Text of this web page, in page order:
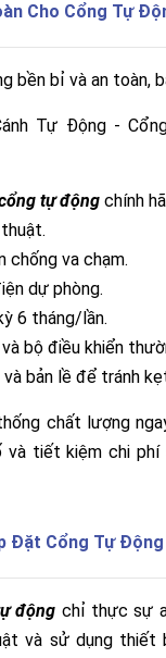
Cho Cổng Tự
bền bỉ và an toàn,
tự động chính
chống va chạm.
dự phòng.
6 tháng/lần.
bộ điều khiển
bản lề để tránh
chất lượng
tiết kiệm chi phí
Đặt Cổng Tự
động chỉ thực sự
và sử dụng thiết